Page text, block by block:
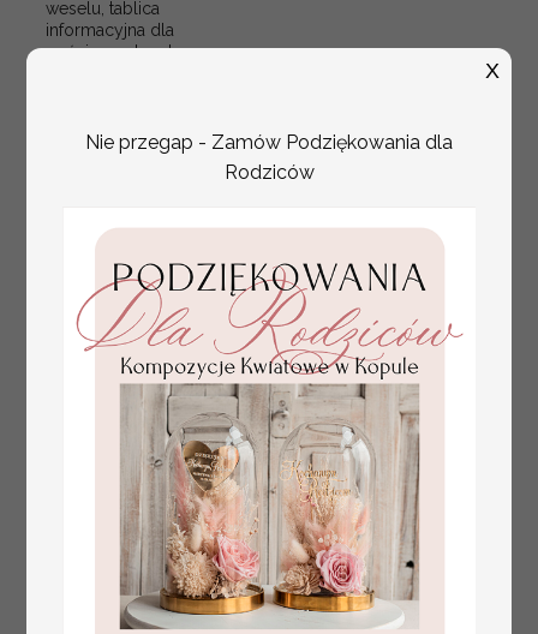
weselu, tablica
informacyjna dla
gości weselnych,
usadzenia gości
weselnych
złote winietki na komunię, winietka
dekoracja stołu na komunii, komunijne
winietki z naturalnym kłosem
4.50 PLN
Nie przegap - Zamów Podziękowania dla
Rodziców
X